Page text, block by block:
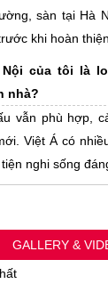
sàn tại Hà
khi hoàn
của tôi là
nhà?
vẫn phù hợp,
Việt Á có
nghi sống
GALLERY &